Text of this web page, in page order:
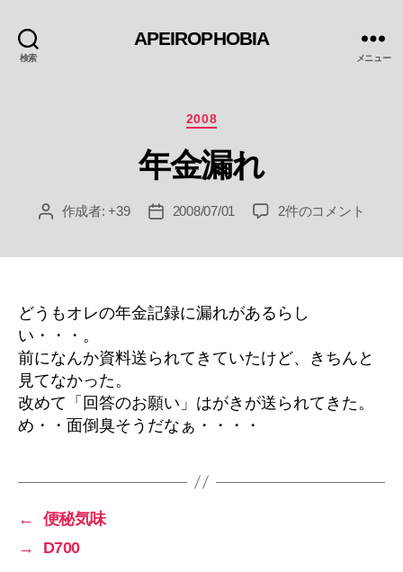
検索
APEIROPHOBIA
メニュー
カ
ゴ
リ
2008
年金漏れ
投 作成者:+39
投
2008/07/01
年
の
2件のコメント
どうもオレの年金記録に漏れがあるらし
い・・・。
前になんか資料送られてきていたけど、きちんと
見てなかった。
改めて「回答のお願い」はがきが送られてきた。
め・・面倒臭そうだなぁ・・・・
←
便秘気味
→
D700